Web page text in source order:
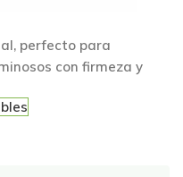
perfecto para
con firmeza y